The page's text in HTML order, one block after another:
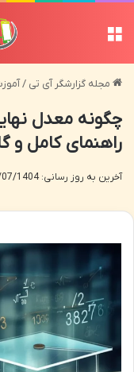
مجله گزارشگر آی تی /
چگونه معدل
راهنمای کامل و
آخرین به روز رسانی: 01/07/1404